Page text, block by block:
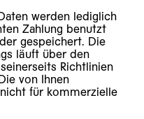
werden lediglich
Zahlung benutzt
gespeichert. Die
läuft über den
Richtlinien
von Ihnen
für kommerzielle